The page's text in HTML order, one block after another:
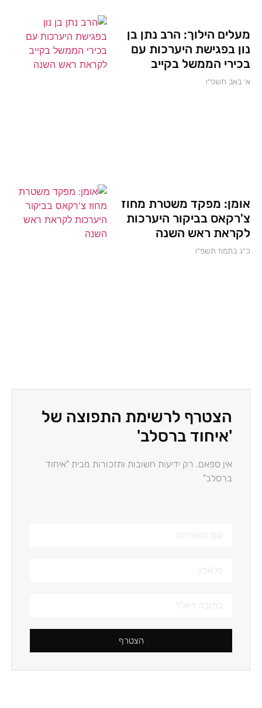
מעלים הילוך: הרב נתן בן
נון בפגישת היערכות עם
בכירי הממשל בקייב
א׳ באב תשפ״ו
אומן: מפקד משטרת מחוז
צ'רקאס בביקור היערכות
לקראת ראש השנה
כ״ג בתמוז תשפ״ו
הצטרף לרשימת התפוצה של
'איחוד ברסלב'
אין ספאם. רק ידיעות חשובות ותזכורות מבית "איחוד
ברסלב"
הצטרף